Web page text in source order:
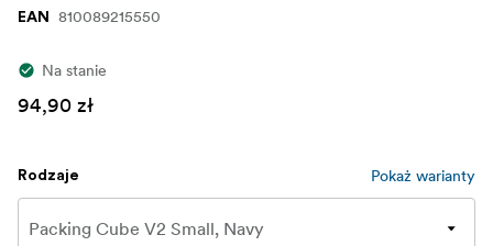
EAN 810089215550
Na stanie
94,90 zł
Rodzaje Pokaż warianty